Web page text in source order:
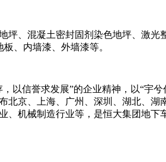
、混凝土密封固剂染色地坪、激光
、内墙漆、外墙漆等。
信誉求发展”的企业精神，以“宇兮
京、上海、广州、深圳、湖北、湖
机械制造行业等，是恒大集团地下